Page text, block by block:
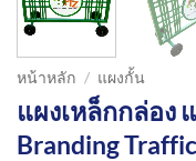
หน้าหลัก / แผงกั้น
แผงเหล็กกล่อง
Branding